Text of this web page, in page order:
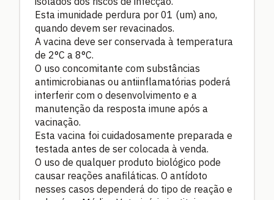
Esta imunidade perdura por 01 (um) ano,
quando devem ser revacinados.
A vacina deve ser conservada à temperatura
de 2°C a 8°C.
O uso concomitante com substâncias
antimicrobianas ou antiinflamatórias poderá
interferir com o desenvolvimento e a
manutenção da resposta imune após a
vacinação.
Esta vacina foi cuidadosamente preparada e
testada antes de ser colocada à venda.
O uso de qualquer produto biológico pode
causar reações anafiláticas. O antídoto
nesses casos dependerá do tipo de reação e